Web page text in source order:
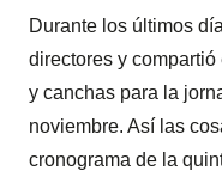
Durante los últimos
directores y
y canchas para la
noviembre. Así las
cronograma de la